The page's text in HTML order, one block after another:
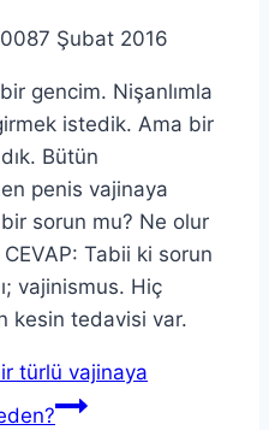
7 Şubat 2016
gencim. Nişanlımla
istedik. Ama bir
Bütün
penis vajinaya
sorun mu? Ne olur
Tabii ki sorun
vajinismus. Hiç
kesin tedavisi var.
türlü vajinaya